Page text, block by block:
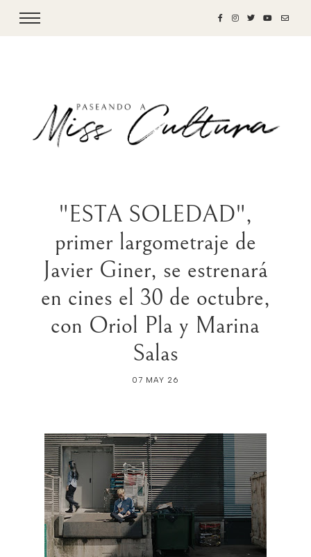
"ESTA SOLEDAD",
primer largometraje de
Javier Giner, se estrenará
en cines el 30 de octubre,
con Oriol Pla y Marina
Salas
07 MAY 26